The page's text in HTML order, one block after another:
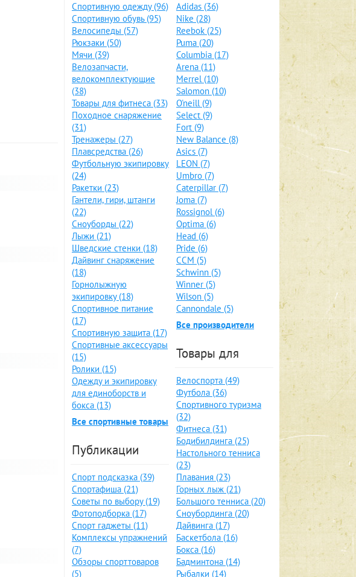
Спортивную одежду (96)
Спортивную обувь (95)
Велосипеды (57)
Рюкзаки (50)
Мячи (39)
Велозапчасти,
велокомплектующие
(38)
Товары для фитнеса (33)
Походное снаряжение
(31)
Тренажеры (27)
Плавсредства (26)
Футбольную экипировку
(24)
Ракетки (23)
Гантели, гири, штанги
(22)
Сноуборды (22)
Лыжи (21)
Шведские стенки (18)
Дайвинг снаряжение
(18)
Горнолыжную
экипировку (18)
Спортивное питание
(17)
Спортивную защита (17)
Спортивные аксессуары
(15)
Ролики (15)
Одежду и экипировку
для единоборств и
бокса (13)
Все спортивные товары
Публикации
Спорт подсказка (39)
Спортафиша (21)
Советы по выбору (19)
Фотоподборка (17)
Спорт гаджеты (11)
Комплексы упражнений
(7)
Обзоры спорттоваров
(5)
Adidas (36)
Nike (28)
Reebok (25)
Puma (20)
Columbia (17)
Arena (11)
Merrel (10)
Salomon (10)
O'neill (9)
Select (9)
Fort (9)
New Balance (8)
Asics (7)
LEON (7)
Umbro (7)
Caterpillar (7)
Joma (7)
Rossignol (6)
Optima (6)
Head (6)
Pride (6)
CCM (5)
Schwinn (5)
Winner (5)
Wilson (5)
Cannondale (5)
Все производители
Товары для
Велоспорта (49)
Футбола (36)
Спортивного туризма
(32)
Фитнеса (31)
Бодибилдинга (25)
Настольного тенниса
(23)
Плавания (23)
Горных лыж (21)
Большого тенниса (20)
Сноубординга (20)
Дайвинга (17)
Баскетбола (16)
Бокса (16)
Бадминтона (14)
Рыбалки (14)